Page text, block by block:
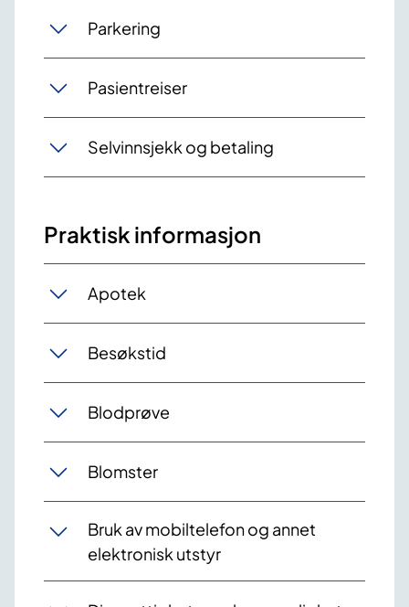
Parkering
Pasientreiser
Selvinnsjekk og betaling
Praktisk informasjon
Apotek
Besøkstid
Blodprøve
Blomster
Bruk av mobiltelefon og annet
elektronisk utstyr